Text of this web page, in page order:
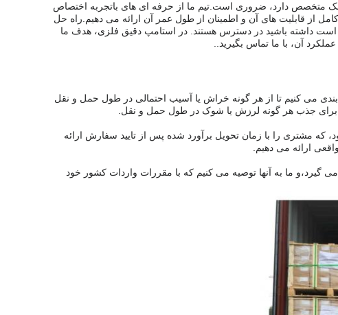
متخصص دارد، ضروری است.تیم ما از حرفه ای های باتجربه اختصاص
از قابلیت های آن و اطمینان از طول عمر آن ارائه می دهیم.راه حل
داشته باشید در دسترس هستند. در استامپ دقیق فلزی، هدف ما
آن، با ما تماس بگیرید..
می کنیم تا از هر گونه خراش یا آسیب احتمالی در طول حمل و نقل
برای جذب هر گونه لرزش یا شوک در طول حمل و نقل.
مشتری را با زمان تحویل برآورد شده پس از تایید سفارش ارائه
ارائه می دهیم.
ما به آنها توصیه می کنیم که با مقررات واردات کشور خود